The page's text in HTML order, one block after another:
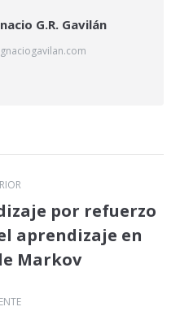
G.R. Gavilán
por refuerzo
aprendizaje en
Markov